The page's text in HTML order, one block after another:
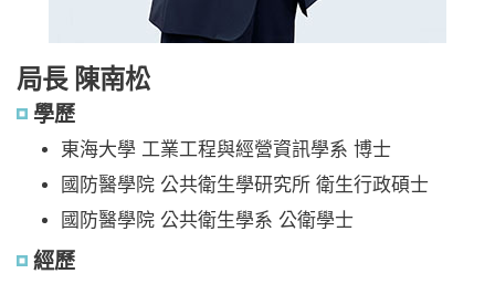
局長 陳南松
學歷
東海大學 工業工程與經營資訊學系 博士
國防醫學院 公共衛生學研究所 衛生行政碩士
國防醫學院 公共衛生學系 公衛學士
經歷